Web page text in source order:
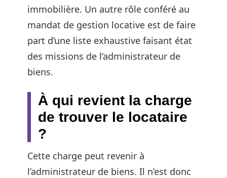
immobilière. Un autre rôle conféré au
mandat de gestion locative est de faire
part d’une liste exhaustive faisant état
des missions de l’administrateur de
biens.
À qui revient la charge
de trouver le locataire
?
Cette charge peut revenir à
l’administrateur de biens. Il n’est donc